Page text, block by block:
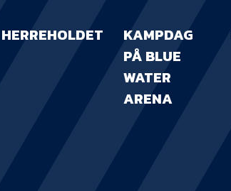
HERREHOLDET
KAMPDAG
PÅ BLUE
WATER
ARENA